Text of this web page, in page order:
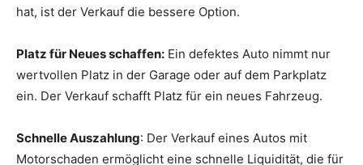
hat, ist der Verkauf die bessere Option.
Platz für Neues schaffen: Ein defektes Auto nimmt nur
wertvollen Platz in der Garage oder auf dem Parkplatz
ein. Der Verkauf schafft Platz für ein neues Fahrzeug.
Schnelle Auszahlung: Der Verkauf eines Autos mit
Motorschaden ermöglicht eine schnelle Liquidität, die für